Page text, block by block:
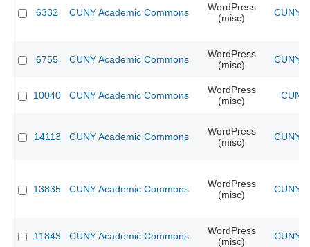
6332 CUNY Academic Commons
WordPress
(misc)
CUNY
6755 CUNY Academic Commons
WordPress
(misc)
CUNY
10040 CUNY Academic Commons
WordPress
(misc)
14113 CUNY Academic Commons
WordPress
(misc)
CUNY
13835 CUNY Academic Commons
WordPress
(misc)
CUNY
11843 CUNY Academic Commons
WordPress
(misc)
CUNY